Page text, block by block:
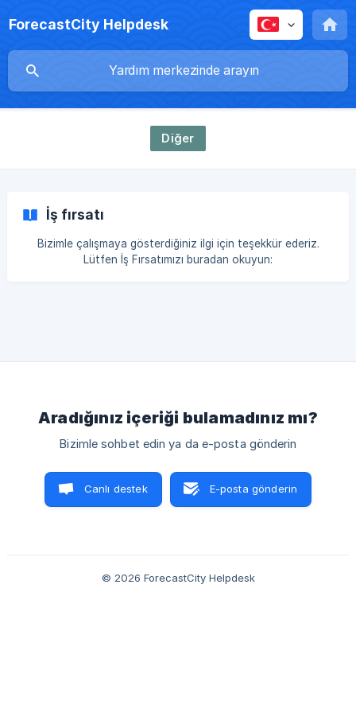
ForecastCity Helpdesk
Diğer
İş fırsatı
Bizimle çalışmaya gösterdiğiniz ilgi için teşekkür ederiz.
Lütfen İş Fırsatımızı buradan okuyun:
Aradığınız içeriği bulamadınız mı?
Bizimle sohbet edin ya da e-posta gönderin
Canlı destek E-posta gönderin
© 2026 ForecastCity Helpdesk